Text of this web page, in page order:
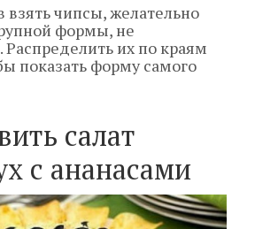
взять чипсы, желательно
формы, не
их по краям
показать форму самого
салат
с ананасами